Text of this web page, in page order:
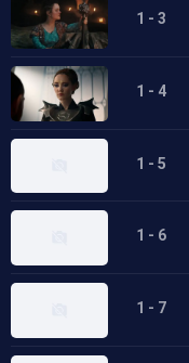
1 - 3
1 - 4
1 - 5
1 - 6
1 - 7